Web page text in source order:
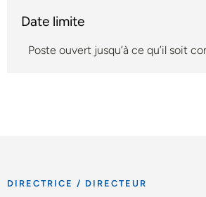
Date limite
Poste ouvert jusqu’à ce qu’il soit
DIRECTRICE / DIRECTEUR